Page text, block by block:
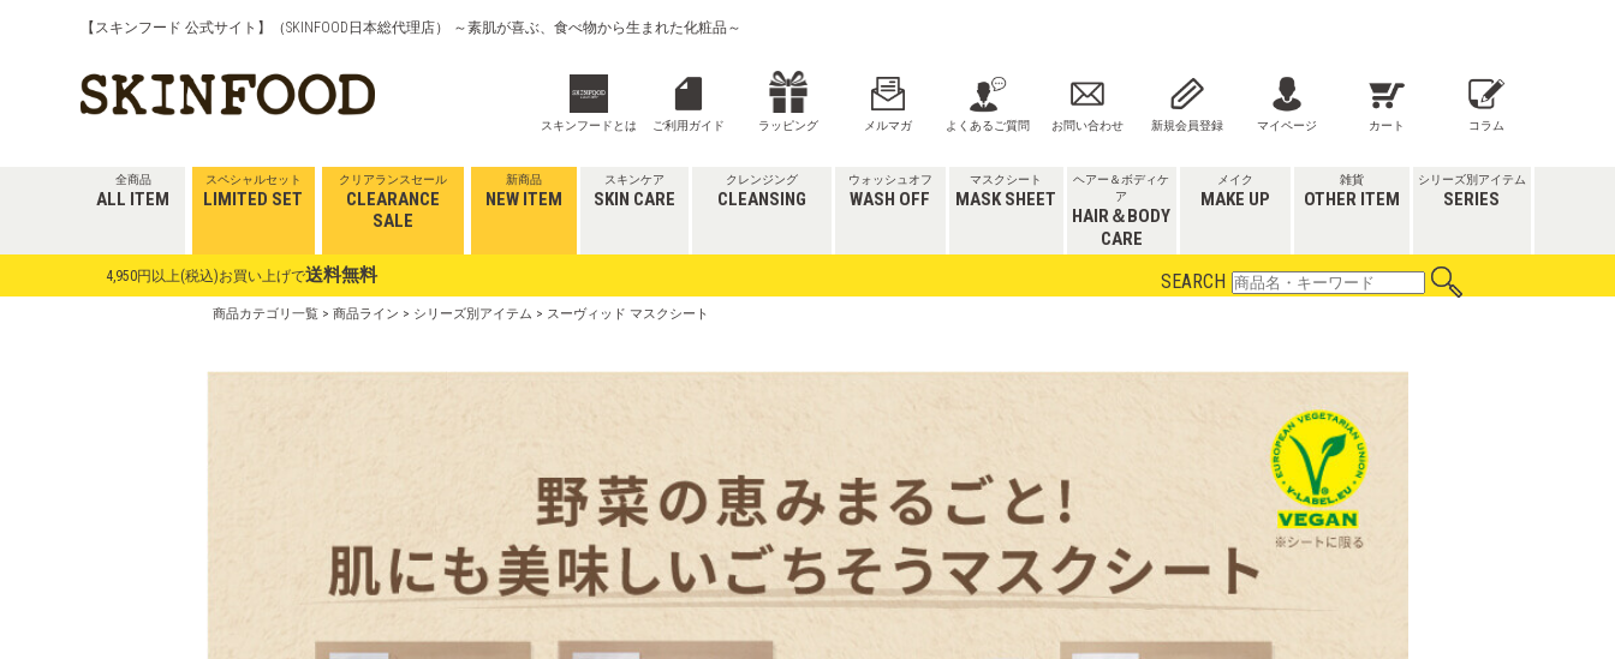
【スキンフード 公式サイト】（SKINFOOD日本総代理店） ～素肌が喜ぶ、食べ物から生まれた化粧品～
スキンフードとは ご利用ガイド ラッピング メルマガ よくあるご質問 お問い合わせ 新規会員登録 マイページ カート コラム
全商品
ALL ITEM
スペシャルセット
LIMITED SET
クリアランスセール
CLEARANCE
SALE
新商品
NEW ITEM
スキンケア
SKIN CARE
クレンジング
CLEANSING
ウォッシュオフ
WASH OFF
マスクシート
MASK SHEET
ヘアー＆ボディケ
ア
HAIR＆BODY
CARE
メイク
MAKE UP
雑貨
OTHER ITEM
シリーズ別アイテム
SERIES
4,950円以上(税込)お買い上げで送料無料 SEARCH
商品カテゴリ一覧 > 商品ライン > シリーズ別アイテム > スーヴィッド マスクシート